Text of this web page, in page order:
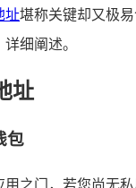
址堪称关键却又极
细阐述。
址
包